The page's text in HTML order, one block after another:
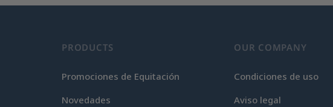
PRODUCTS
Promociones de Equitación
Novedades
OUR COMPANY
Condiciones de uso
Aviso legal